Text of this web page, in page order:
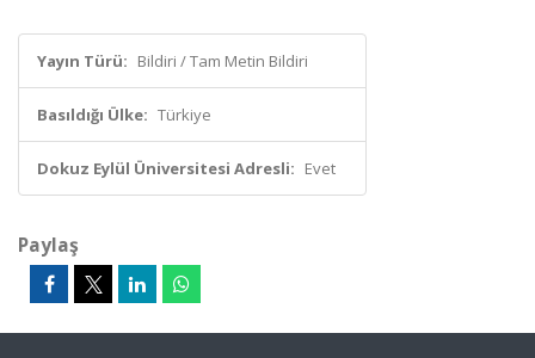
Yayın Türü: Bildiri / Tam Metin Bildiri
Basıldığı Ülke: Türkiye
Dokuz Eylül Üniversitesi Adresli: Evet
Paylaş